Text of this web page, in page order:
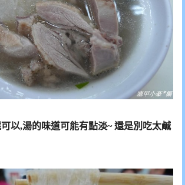
以,湯的味道可能有點淡~ 還是別吃太鹹